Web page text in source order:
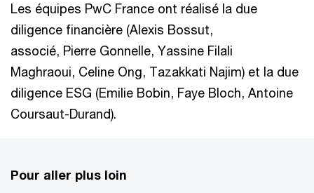
Les équipes PwC France ont réalisé la due
diligence financière (Alexis Bossut,
associé, Pierre Gonnelle, Yassine Filali
Maghraoui, Celine Ong, Tazakkati Najim) et la due
diligence ESG (Emilie Bobin, Faye Bloch, Antoine
Coursaut-Durand).
Pour aller plus loin